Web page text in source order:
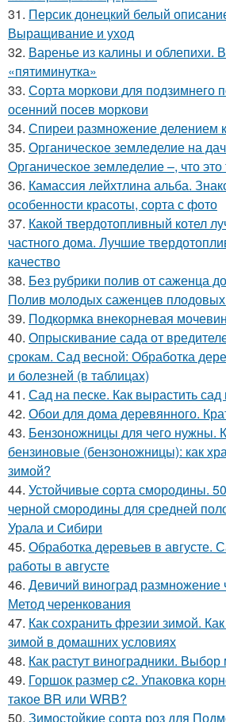
31. Персик донецкий белый
Выращивание и уход
32. Варенье из калины и облепихи.
«пятиминутка»
33. Сорта моркови для подзимнего
осенний посев моркови
34. Спиреи размножение делением
35. Органическое земледелие на
Органическое земледелие –, что это
36. Камассия лейхтлина альба.
особенности красоты, сорта с фото
37. Какой твердотопливный котел
частного дома. Лучшие
качество
38. Без рубрики полив от саженца
Полив молодых саженцев
39. Подкормка внекорневая
40. Опрыскивание сада от
срокам. Сад весной: Обработка
и болезней (в таблицах)
41. Сад на песке. Как вырастить сад
42. Обои для дома деревянного.
43. Бензоножницы для чего нужны.
бензиновые (бензоножницы): как
зимой?
44. Устойчивые сорта смородины.
черной смородины для средней
Урала и Сибири
45. Обработка деревьев в августе.
работы в августе
46. Девичий виноград размножение
Метод черенкования
47. Как сохранить фрезии зимой.
зимой в домашних условиях
48. Как растут виноградники.
49. Горшок размер с2. Упаковка
такое BR или WRB?
50. Зимостойкие сорта роз для